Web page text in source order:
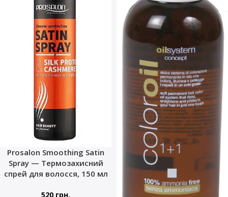
Prosalon Smoothing Satin
Spray — Термозахисний
спрей для волосся, 150 мл
520 грн.